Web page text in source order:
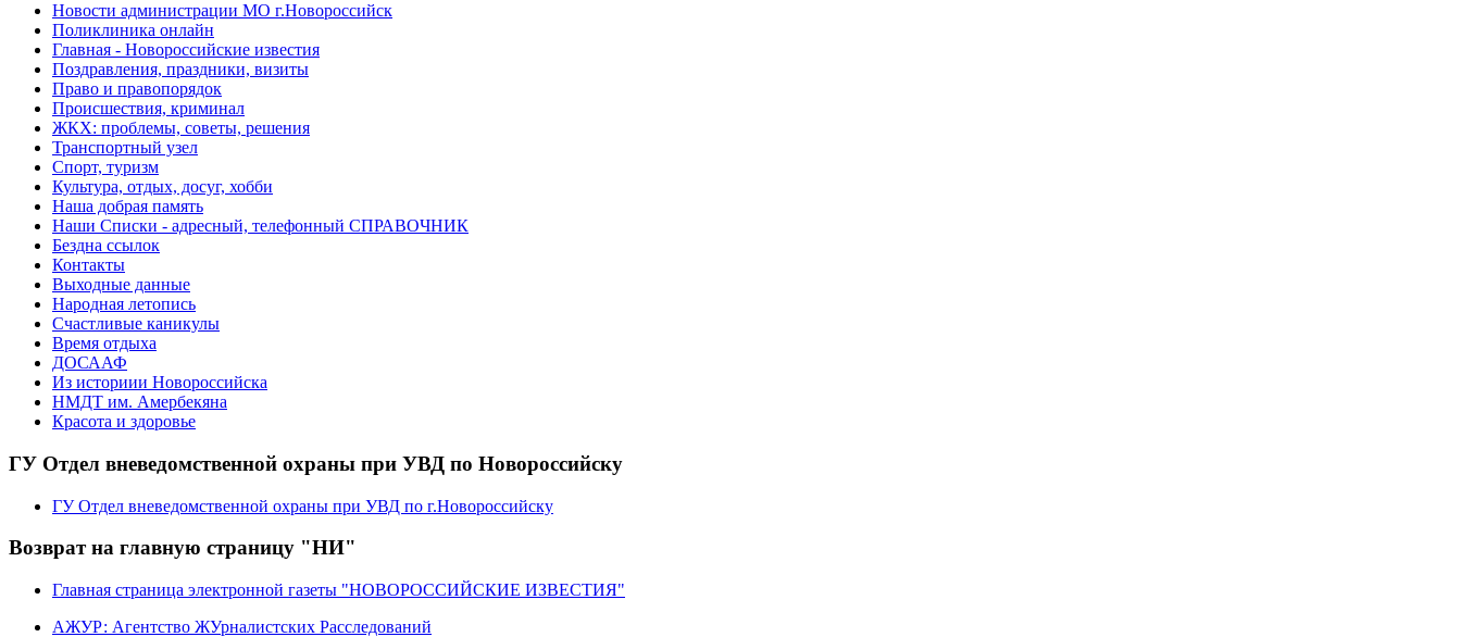
Новости администрации МО г.Новороссийск
Поликлиника онлайн
Главная - Новороссийские известия
Поздравления, праздники, визиты
Право и правопорядок
Происшествия, криминал
ЖКХ: проблемы, советы, решения
Транспортный узел
Спорт, туризм
Культура, отдых, досуг, хобби
Наша добрая память
Наши Списки - адресный, телефонный СПРАВОЧНИК
Бездна ссылок
Контакты
Выходные данные
Народная летопись
Счастливые каникулы
Время отдыха
ДОСААФ
Из историии Новороссийска
НМДТ им. Амербекяна
Красота и здоровье
ГУ Отдел вневедомственной охраны при УВД по Новороссийску
ГУ Отдел вневедомственной охраны при УВД по г.Новороссийску
Возврат на главную страницу "НИ"
Главная страница электронной газеты "НОВОРОССИЙСКИЕ ИЗВЕСТИЯ"
АЖУР: Агентство ЖУрналистских Расследований